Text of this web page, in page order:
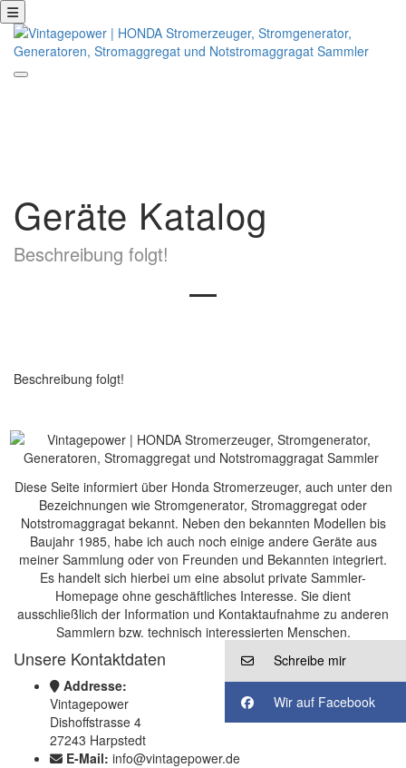
Geräte Katalog
Beschreibung folgt!
Beschreibung folgt!
Diese Seite informiert über Honda Stromerzeuger, auch unter den
Bezeichnungen wie Stromgenerator, Stromaggregat oder
Notstromaggragat bekannt. Neben den bekannten Modellen bis
Baujahr 1985, habe ich auch noch einige andere Geräte aus
meiner Sammlung oder von Freunden und Bekannten integriert.
Es handelt sich hierbei um eine absolut private Sammler-
Homepage ohne geschäftliches Interesse. Sie dient
ausschließlich der Information und Kontaktaufnahme zu anderen
Sammlern bzw. technisch interessierten Menschen.
Unsere Kontaktdaten
Addresse:
Vintagepower
Dishoffstrasse 4
27243 Harpstedt
E-Mail: info@vintagepower.de
Schreibe mir
Wir auf Facebook